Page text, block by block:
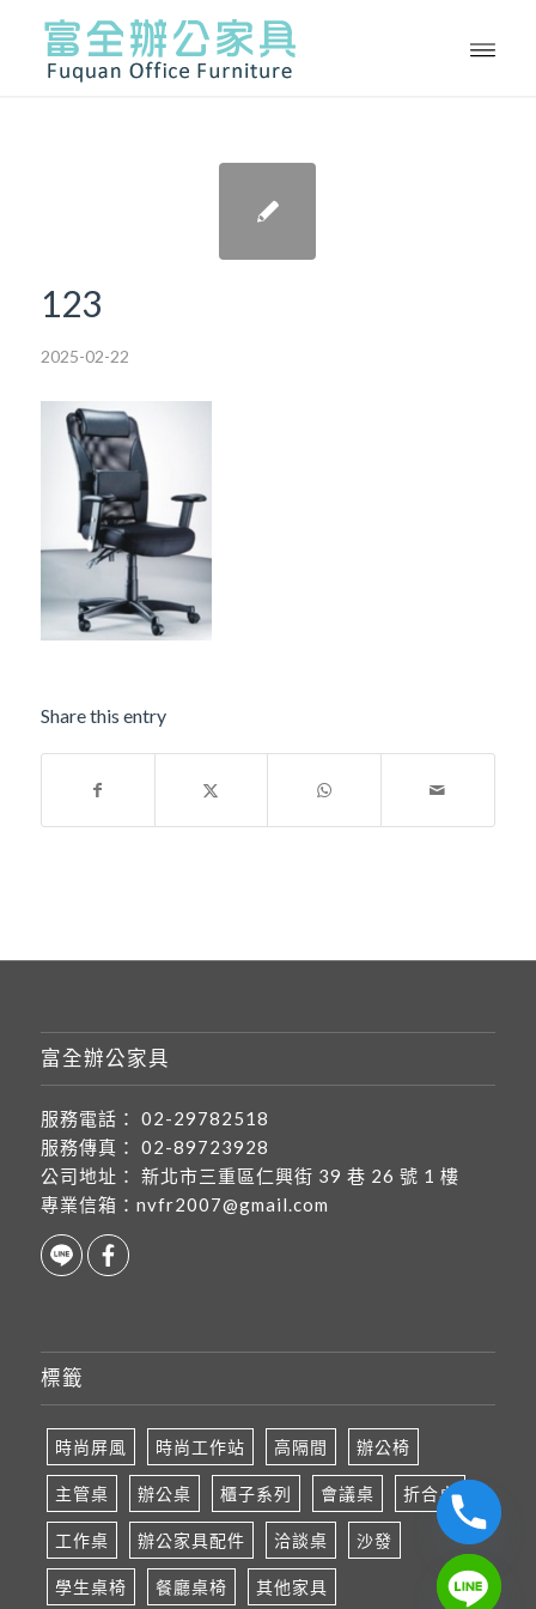
123
2025-02-22
Share this entry
富全辦公家具
服務電話：
02-29782518
服務傳真：
02-89723928
公司地址：
新北市三重區仁興街 39 巷 26 號 1 樓
專業信箱： nvfr2007@gmail.com
標籤
時尚屏風 時尚工作站 高隔間 辦公椅
主管桌 辦公桌 櫃子系列 會議桌 折合桌
工作桌 辦公家具配件 洽談桌 沙發
學生桌椅 餐廳桌椅 其他家具